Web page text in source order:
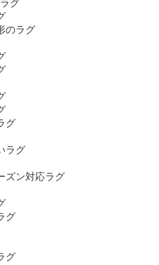
グ
のラグ
グ
ラグ
ズン対応ラグ
グ
グ